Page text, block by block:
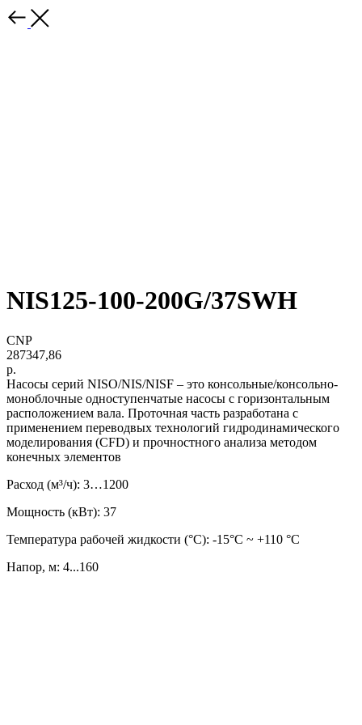
NIS125-100-200G/37SWH
CNP
287347,86
р.
Насосы серий NISO/NIS/NISF – это консольные/консольно-
моноблочные одноступенчатые насосы с горизонтальным
расположением вала. Проточная часть разработана с
применением переводвых технологий гидродинамического
моделирования (CFD) и прочностного анализа методом
конечных элементов
Расход (м³/ч): 3…1200
Мощность (кВт): 37
Температура рабочей жидкости (°C): -15°С ~ +110 °С
Напор, м: 4...160